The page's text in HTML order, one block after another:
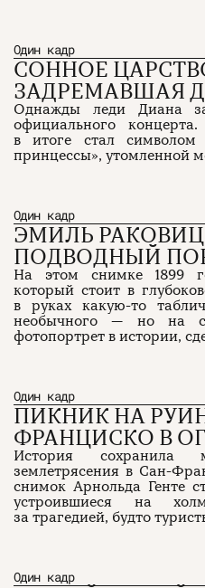
Один кадр
СОННОЕ
ЗАДРЕМАВШАЯ
Однажды леди Диана
официального
в итоге стал символом
принцессы», утомленной
Один кадр
ЭМИЛЬ
ПОДВОДНЫЙ
На этом снимке 1899
который стоит в
в руках какую-то
необычного — но на
фотопортрет в истории,
Один кадр
ПИКНИК НА
ФРАНЦИСКО В
История сохранила
землетрясения в Сан-
снимок Арнольда Генте
устроившиеся на
за трагедией, будто
Один кадр